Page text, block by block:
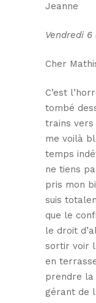
Jeanne
Vendredi
Cher
C’est
tombé
trains vers
me voilà
temps
ne tiens
pris mon
suis
que le
le droit
sortir voir
en
prendre la
gérant de